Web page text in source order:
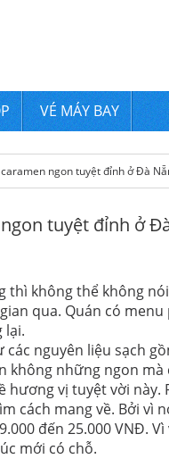
VÉ MÁY BAY
ngon tuyệt đỉnh ở Đà
tuyệt đỉnh ở
thì không thể không
qua. Quán có
lại.
các nguyên liệu sạch
không những ngon
hương vị tuyệt vời
cách mang về. Bởi
đến 25.000 VNĐ.
mới có chỗ.